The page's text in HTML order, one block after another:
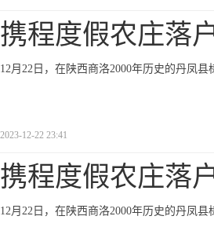
携程度假农庄落
12月22日，在陕西商洛2000年历史的丹凤
2023-12-22 23:41
携程度假农庄落
12月22日，在陕西商洛2000年历史的丹凤